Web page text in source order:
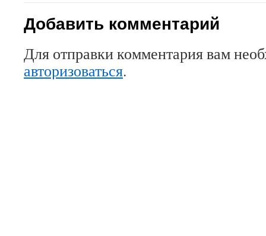
Добавить комментарий
Для отправки комментария вам
авторизоваться.